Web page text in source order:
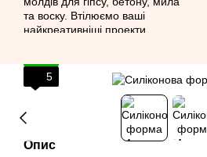
5
Опис